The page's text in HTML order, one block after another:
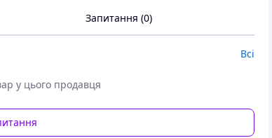
крем у зручному форматі
із максимальним рівнем захисту SPF 50+,
сонячного випромінювання ☀️ Крем
процеси старіння, викликані
але й
Запитання (0)
Всі
у цього продавця